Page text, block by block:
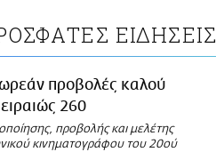
ΕΙΔΗΣΕΙΣ
προβολές καλού
260
προβολής και μελέτης
κινηματογράφου του 20ού